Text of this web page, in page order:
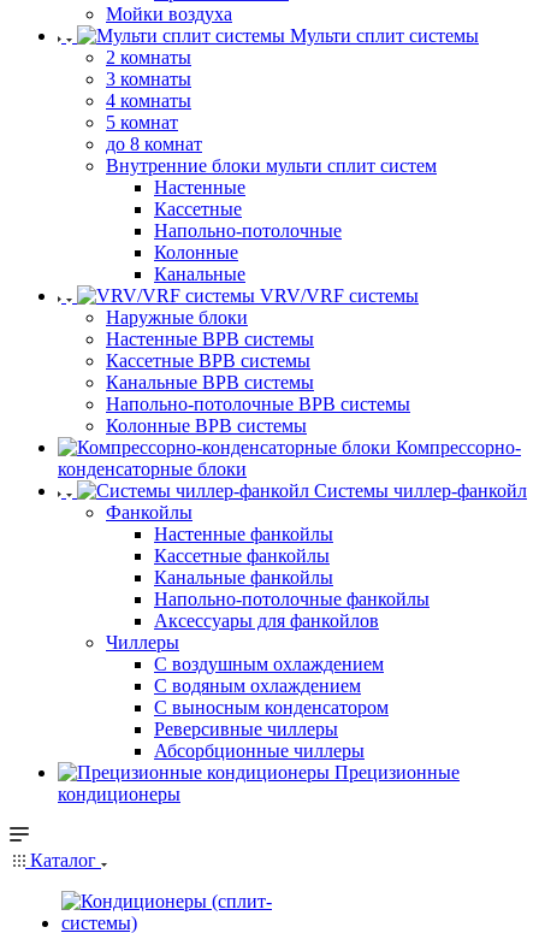
Мойки воздуха
Мульти сплит системы
2 комнаты
3 комнаты
4 комнаты
5 комнат
до 8 комнат
Внутренние блоки мульти сплит систем
Настенные
Кассетные
Напольно-потолочные
Колонные
Канальные
VRV/VRF системы
Наружные блоки
Настенные ВРВ системы
Кассетные ВРВ системы
Канальные ВРВ системы
Напольно-потолочные ВРВ системы
Колонные ВРВ системы
Компрессорно-
конденсаторные блоки
Системы чиллер-фанкойл
Фанкойлы
Настенные фанкойлы
Кассетные фанкойлы
Канальные фанкойлы
Напольно-потолочные фанкойлы
Аксессуары для фанкойлов
Чиллеры
С воздушным охлаждением
С водяным охлаждением
С выносным конденсатором
Реверсивные чиллеры
Абсорбционные чиллеры
Прецизионные
кондиционеры
Каталог